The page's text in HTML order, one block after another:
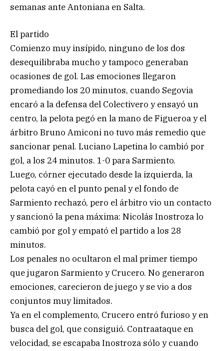
semanas ante Antoniana en Salta.
El partido
Comienzo muy insípido, ninguno de los dos
desequilibraba mucho y tampoco generaban
ocasiones de gol. Las emociones llegaron
promediando los 20 minutos, cuando Segovia
encaró a la defensa del Colectivero y ensayó un
centro, la pelota pegó en la mano de Figueroa y el
árbitro Bruno Amiconi no tuvo más remedio que
sancionar penal. Luciano Lapetina lo cambió por
gol, a los 24 minutos. 1-0 para Sarmiento.
Luego, córner ejecutado desde la izquierda, la
pelota cayó en el punto penal y el fondo de
Sarmiento rechazó, pero el árbitro vio un contacto
y sancionó la pena máxima: Nicolás Inostroza lo
cambió por gol y empató el partido a los 28
minutos.
Los penales no ocultaron el mal primer tiempo
que jugaron Sarmiento y Crucero. No generaron
emociones, carecieron de juego y se vio a dos
conjuntos muy limitados.
Ya en el complemento, Crucero entró furioso y en
busca del gol, que consiguió. Contraataque en
velocidad, se escapaba Inostroza sólo y cuando